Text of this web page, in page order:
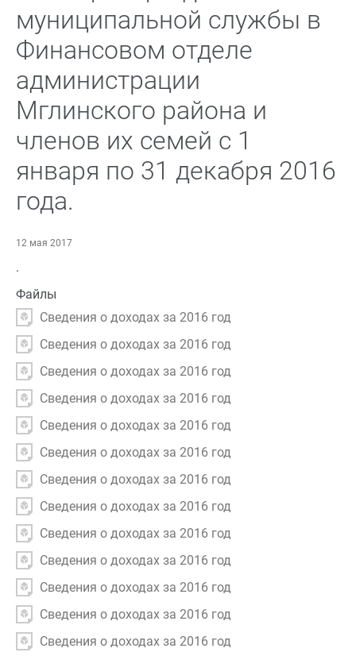
муниципальной службы в
Финансовом отделе
администрации
Мглинского района и
членов их семей с 1
января по 31 декабря 2016
года.
12 мая 2017
.
Файлы
Сведения о доходах за 2016 год
Сведения о доходах за 2016 год
Сведения о доходах за 2016 год
Сведения о доходах за 2016 год
Сведения о доходах за 2016 год
Сведения о доходах за 2016 год
Сведения о доходах за 2016 год
Сведения о доходах за 2016 год
Сведения о доходах за 2016 год
Сведения о доходах за 2016 год
Сведения о доходах за 2016 год
Сведения о доходах за 2016 год
Сведения о доходах за 2016 год